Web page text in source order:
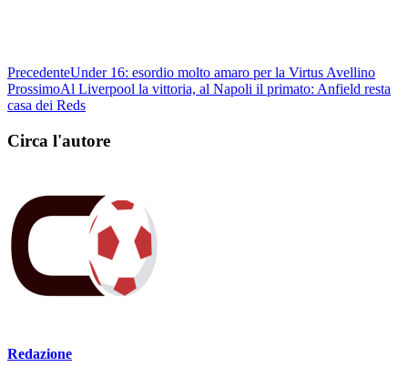
PrecedenteUnder 16: esordio molto amaro per la Virtus Avellino
ProssimoAl Liverpool la vittoria, al Napoli il primato: Anfield resta
casa dei Reds
Circa l'autore
Redazione